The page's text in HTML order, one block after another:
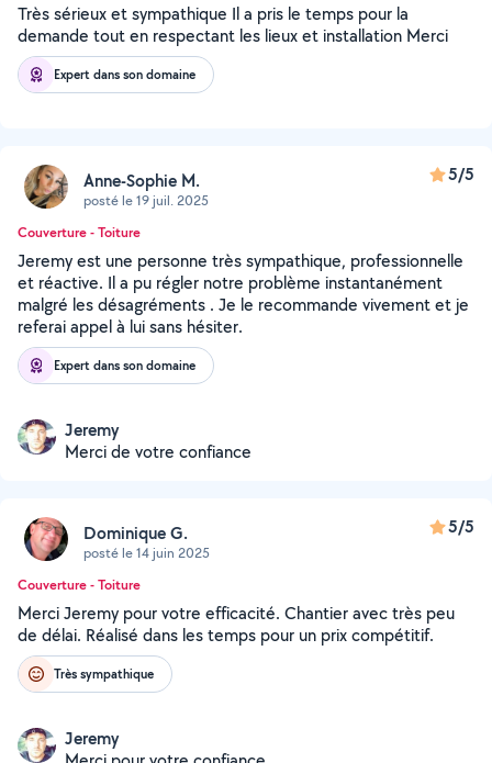
Très sérieux et sympathique Il a pris le temps pour la
demande tout en respectant les lieux et installation Merci
Expert dans son domaine
Anne-Sophie M.
posté le 19 juil. 2025
5/5
Couverture - Toiture
Jeremy est une personne très sympathique, professionnelle
et réactive. Il a pu régler notre problème instantanément
malgré les désagréments . Je le recommande vivement et je
referai appel à lui sans hésiter.
Expert dans son domaine
Jeremy
Merci de votre confiance
Dominique G.
posté le 14 juin 2025
5/5
Couverture - Toiture
Merci Jeremy pour votre efficacité. Chantier avec très peu
de délai. Réalisé dans les temps pour un prix compétitif.
Très sympathique
Jeremy